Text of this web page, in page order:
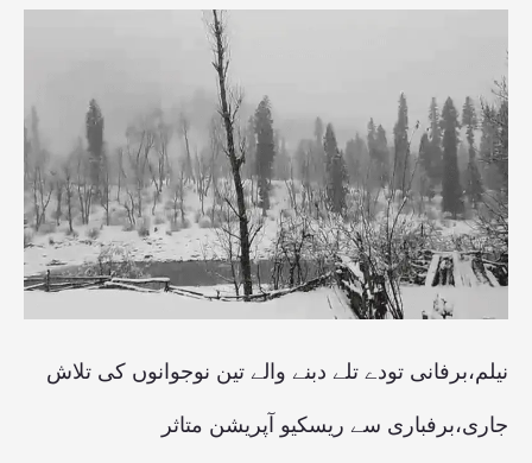
نیلم،برفانی تودے تلے دبنے والے تین نوجوانوں کی تلاش
جاری،برفباری سے ریسکیو آپریشن متاثر
تلے
دبنے
والے
تین
نوجوانوں
کی
تلاش